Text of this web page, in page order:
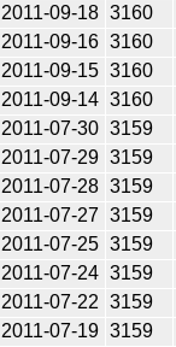
2011-09-18 3160
2011-09-16 3160
2011-09-15 3160
2011-09-14 3160
2011-07-30 3159
2011-07-29 3159
2011-07-28 3159
2011-07-27 3159
2011-07-25 3159
2011-07-24 3159
2011-07-22 3159
2011-07-19 3159